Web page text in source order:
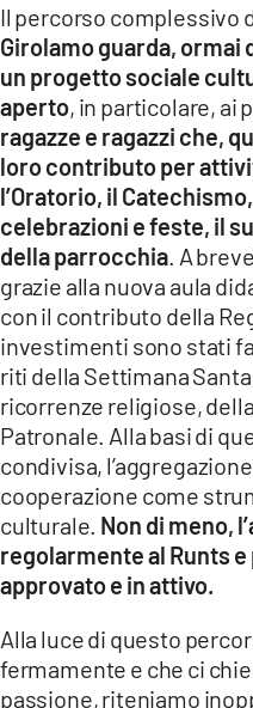
Il percorso complessivo
Girolamo guarda, ormai
un progetto sociale
aperto, in particolare, ai
ragazze e ragazzi che,
loro contributo per
l’Oratorio, il
celebrazioni e feste, il
della parrocchia . A
grazie alla nuova aula
con il contributo della
investimenti sono stati
riti della Settimana
ricorrenze religiose,
Patronale. Alla basi di
condivisa,
cooperazione come
culturale. Non di meno,
regolarmente al Runts
approvato e in attivo.
Alla luce di questo
fermamente e che ci
passione, riteniamo